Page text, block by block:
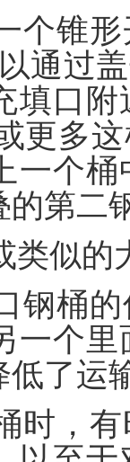
个锥
通过
填口
更多
一个
第二
类似的
钢桶
一个
低了运
时，